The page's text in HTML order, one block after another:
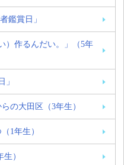
鑑賞日」
）作るんだい。」（5年
」
の大田区（3年生）
1年生）
）